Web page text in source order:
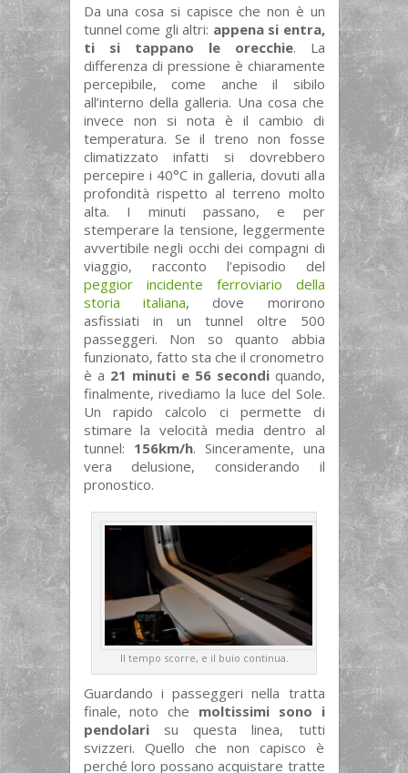
Da una cosa si capisce che non è un
tunnel come gli altri: appena si entra,
ti si tappano le orecchie. La
differenza di pressione è chiaramente
percepibile, come anche il sibilo
all’interno della galleria. Una cosa che
invece non si nota è il cambio di
temperatura. Se il treno non fosse
climatizzato infatti si dovrebbero
percepire i 40°C in galleria, dovuti alla
profondità rispetto al terreno molto
alta. I minuti passano, e per
stemperare la tensione, leggermente
avvertibile negli occhi dei compagni di
viaggio, racconto l’episodio del
peggior incidente ferroviario della
storia italiana, dove morirono
asfissiati in un tunnel oltre 500
passeggeri. Non so quanto abbia
funzionato, fatto sta che il cronometro
è a 21 minuti e 56 secondiquando,
finalmente, rivediamo la luce del Sole.
Un rapido calcolo ci permette di
stimare la velocità media dentro al
tunnel: 156km/h. Sinceramente, una
vera delusione, considerando il
pronostico.
Il tempo scorre, e il buio continua.
Guardando i passeggeri nella tratta
finale, noto che moltissimi sono i
pendolarisu questa linea, tutti
svizzeri. Quello che non capisco è
perché loro possano acquistare tratte